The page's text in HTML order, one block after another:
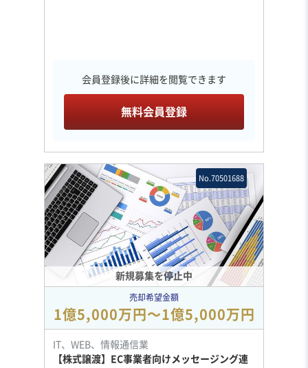
会員登録後に詳細を閲覧できます
無料会員登録
新規募集を停止中
No.70501688
売却希望金額
1億5,000万円〜1億5,000万円
IT、WEB、情報通信業
【株式譲渡】EC事業者向けメッセージング連